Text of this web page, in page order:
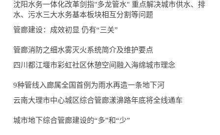
沈阳水务一体化改革剑指"多龙管水" 重点解决城市供水、排
水、污水三大水务基本板块相互分割等问题
管廊建设：成效初显 仍有“三关”
管廊消防之细水雾灭火系统简介及维护要点
四川都江堰市彩虹社区休憩空间融入海绵城市理念
9种管线入廊属全国首例为雨水再造一条地下河
云南大理市中心城区综合管廊漾濞路年底将全线通车
城市地下综合管廊建设的“多”和“少”